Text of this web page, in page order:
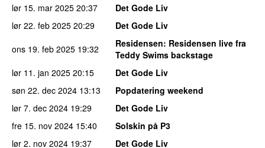
lør 15. mar 2025 20:37
Det Gode Liv
lør 22. feb 2025 20:29
Det Gode Liv
ons 19. feb 2025 19:32 Residensen: Residensen live fra
Teddy Swims backstage
lør 11. jan 2025 20:15
Det Gode Liv
søn 22. dec 2024 13:13
Popdatering weekend
lør 7. dec 2024 19:29
Det Gode Liv
fre 15. nov 2024 15:40
Solskin på P3
lør 2. nov 2024 19:37
Det Gode Liv